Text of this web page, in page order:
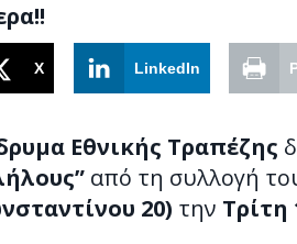
X LinkedIn
Εθνικής Τραπέζης
από τη συλλογή
20) την Τρίτη